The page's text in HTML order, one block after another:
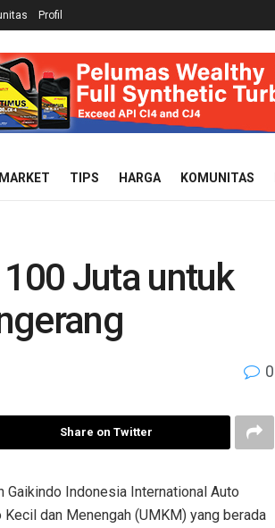
Profil
TIPS HARGA KOMUNITAS
Juta untuk
0
Share on Twitter
Indonesia International Auto
dan Menengah (UMKM) yang berada